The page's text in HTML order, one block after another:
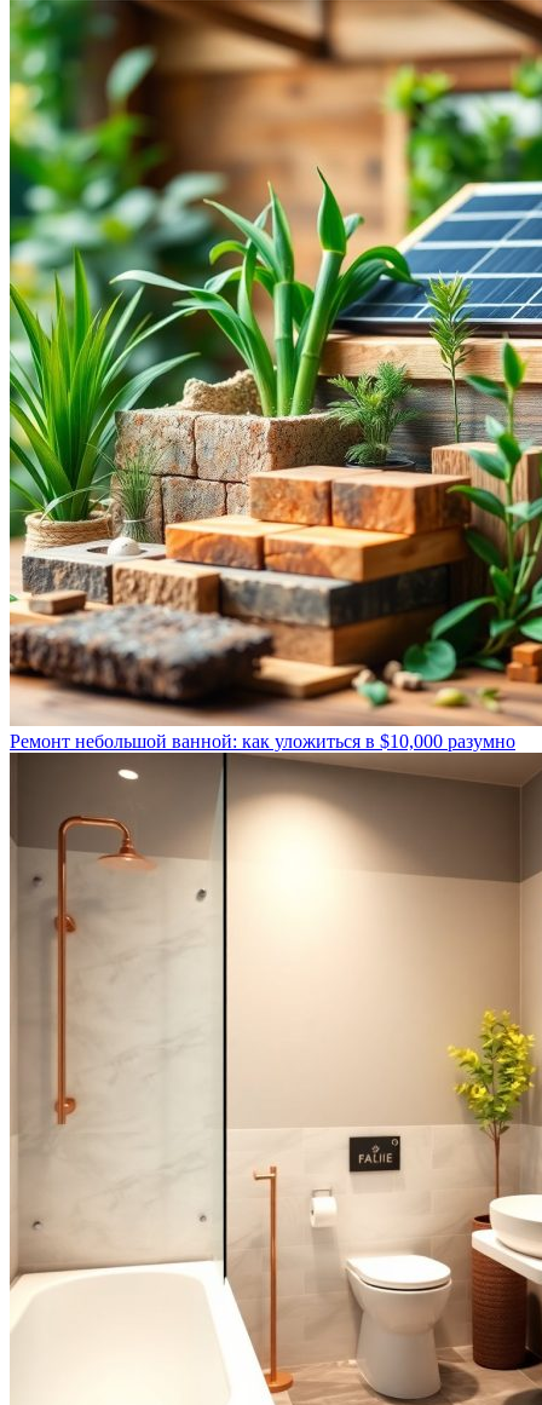
Ремонт небольшой ванной: как уложиться в $10,000 разумно